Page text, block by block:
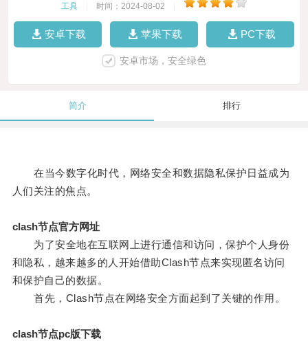
工具 时间：2024-08-02
安卓下载 苹果下载 PC下载
安卓市场，安全绿色
简介 排行
在当今数字化时代，网络安全和数据隐私保护日益成为
人们关注的焦点。
clash节点官方网址
为了安全地在互联网上进行通信和访问，保护个人身份
和隐私，越来越多的人开始借助Clash节点来实现匿名访问
和保护自己的数据。
首先，Clash节点在网络安全方面起到了关键的作用。
clash节点pc版下载